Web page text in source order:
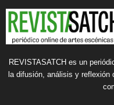
REVISTASATCH es un
la difusión, análisis y